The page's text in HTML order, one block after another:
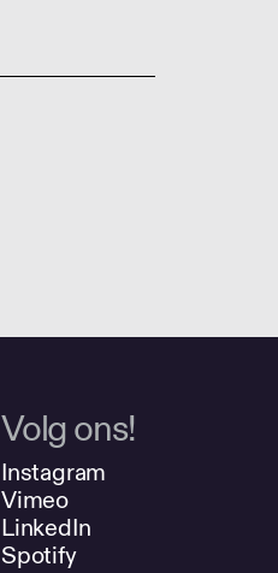
Volg ons!
Instagram
Vimeo
LinkedIn
Spotify